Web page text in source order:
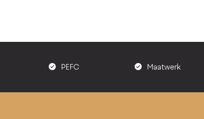
PEFC Maatwerk